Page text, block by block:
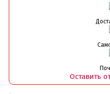
Оставить